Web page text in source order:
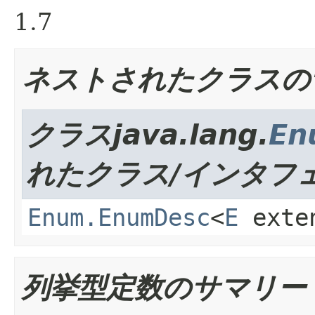
1.7
ネストされたクラス
クラスjava.lang.
れたクラス/インタフ
Enum.EnumDesc<E
列挙型定数のサマリー